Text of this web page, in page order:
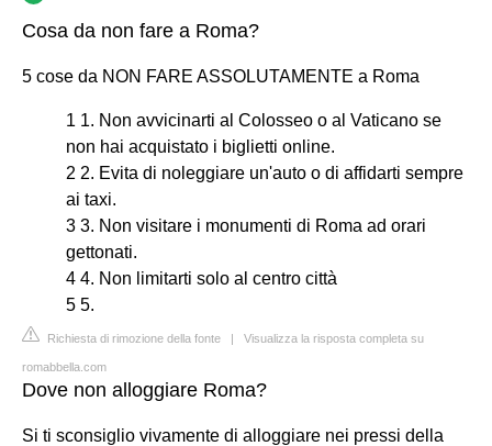
Cosa da non fare a Roma?
5 cose da NON FARE ASSOLUTAMENTE a Roma
1 1. Non avvicinarti al Colosseo o al Vaticano se
non hai acquistato i biglietti online.
2 2. Evita di noleggiare un'auto o di affidarti sempre
ai taxi.
3 3. Non visitare i monumenti di Roma ad orari
gettonati.
4 4. Non limitarti solo al centro città
5 5.
Richiesta di rimozione della fonte | Visualizza la risposta completa su
romabbella.com
Dove non alloggiare Roma?
Si ti sconsiglio vivamente di alloggiare nei pressi della